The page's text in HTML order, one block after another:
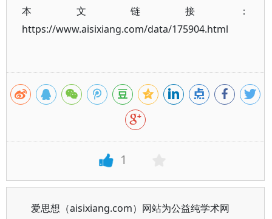
本文链接：
https://www.aisixiang.com/data/175904.html
1
爱思想（aisixiang.com）网站为公益纯学术网